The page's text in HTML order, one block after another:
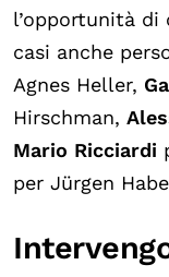
l’opportunità di
casi anche
Agnes Heller,
Hirschman,
Mario Ricciardi
per Jürgen